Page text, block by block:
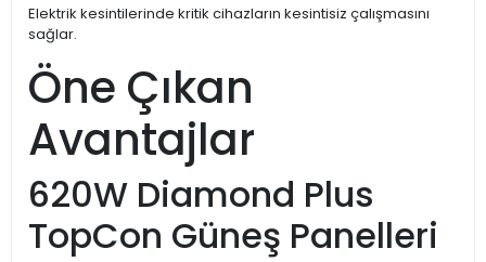
Elektrik kesintilerinde kritik cihazların kesintisiz çalışmasını
sağlar.
Öne Çıkan
Avantajlar
620W Diamond Plus
TopCon Güneş Panelleri